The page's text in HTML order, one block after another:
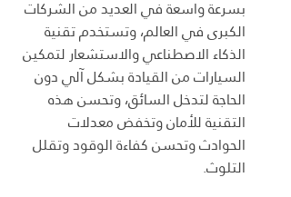
بسرعة واسعة في العديد من الشركات
الكبرى في العالم، وتستخدم تقنية
الذكاء الاصطناعي والاستشعار لتمكين
السيارات من القيادة بشكل آلي دون
الحاجة لتدخل السائق، وتحسن هذه
التقنية للأمان وتخفض معدلات
الحوادث وتحسن كفاءة الوقود وتقلل
التلوث.